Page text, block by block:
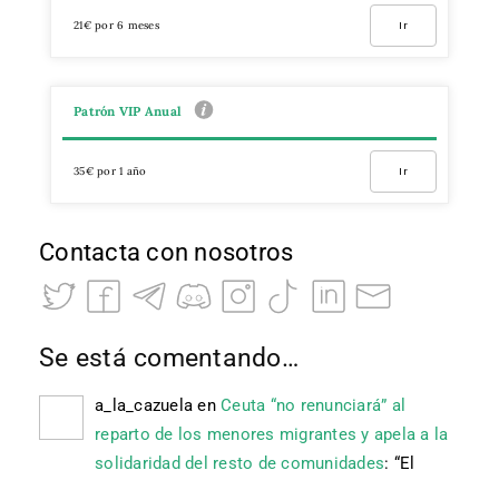
21€ por 6 meses Ir
Patrón VIP Anual
35€ por 1 año Ir
Contacta con nosotros
Se está comentando…
a_la_cazuela en Ceuta “no renunciará” al
reparto de los menores migrantes y apela a la
solidaridad del resto de comunidades: “El